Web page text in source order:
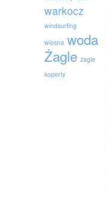
warkocz
windsurfing
wiosna woda
Żagle żagle
koperty